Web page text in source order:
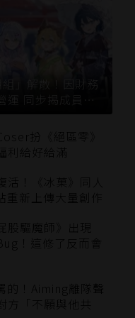
運 同步揭成員未
扮《絕區零》
利給好給滿
活！《冰菓》同人
重新上傳大量創作
股驅魔師》出現
！這修了反而會
的！Aiming離隊聲
方「不願與他共